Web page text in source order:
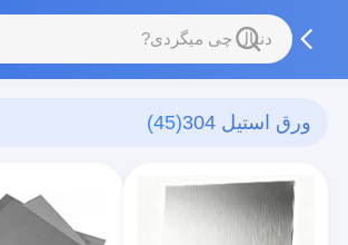
ورق استیل 304 (45)